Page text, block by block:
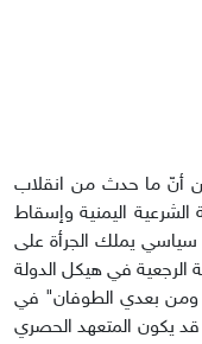
أنّ ما حدث من انقلاب
الشرعية اليمنية وإسقاط
يملك الجرأة على
في هيكل الدولة
ومن بعدي الطوفان" في
يكون المتعهد الحصري